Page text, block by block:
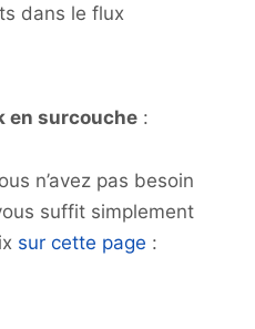
dans le flux
en surcouche :
n’avez pas besoin
suffit simplement
sur cette page :